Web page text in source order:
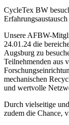
CycleTex BW
Unsere AFBW-
24.01.24 die
Augsburg zu
Teilnehmenden aus
mechanischen
und wertvolle
Durch vielseitige
zudem die Chance,